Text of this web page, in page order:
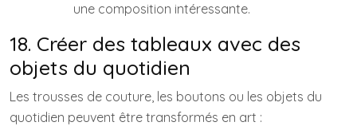
une composition intéressante.
18. Créer des tableaux avec des
objets du quotidien
Les trousses de couture, les boutons ou les objets du
quotidien peuvent être transformés en art :